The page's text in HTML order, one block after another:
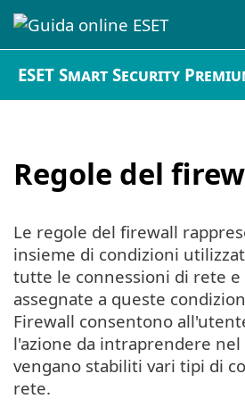
ESET Smart Security
Regole del
Le regole del firewall
insieme di condizioni
tutte le connessioni di rete
assegnate a queste
Firewall consentono
l'azione da intraprendere nel
vengano stabiliti vari tipi di
rete.